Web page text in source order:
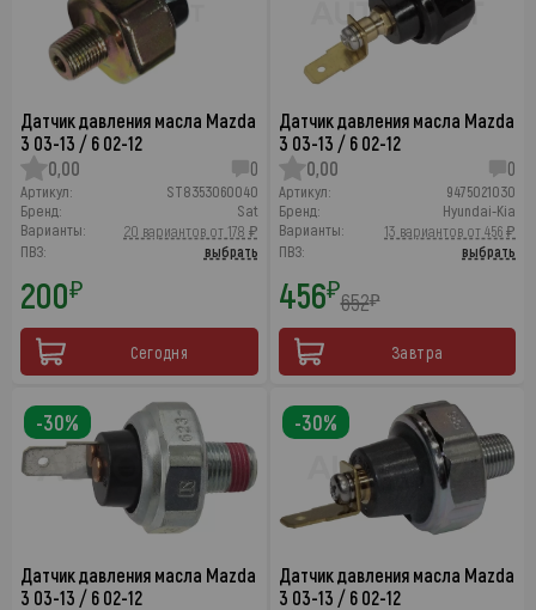
Датчик давления масла Mazda
3 03-13 / 6 02-12
0,00
0
Артикул:
ST8353060040
Бренд:
Sat
Варианты:
20 вариантов от 178 ₽
ПВЗ:
выбрать
200₽
Сегодня
Датчик давления масла Mazda
3 03-13 / 6 02-12
0,00
0
Артикул:
9475021030
Бренд:
Hyundai-Kia
Варианты:
13 вариантов от 456 ₽
ПВЗ:
выбрать
456₽652₽
Завтра
Датчик давления масла Mazda
3 03-13 / 6 02-12
-30%
Датчик давления масла Mazda
3 03-13 / 6 02-12
-30%